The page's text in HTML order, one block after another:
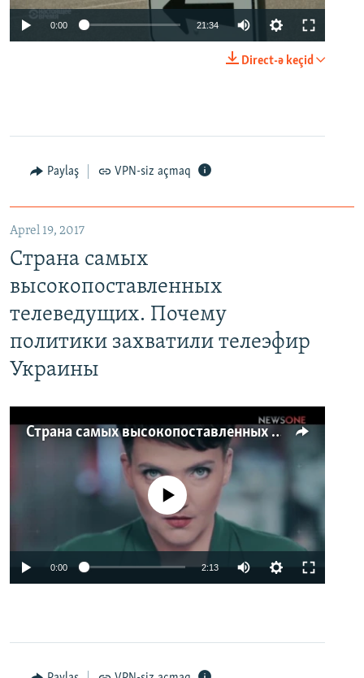
0:00 21:34
Direct-ə keçid
Paylaş VPN-siz açmaq
Aprel 19, 2017
Страна самых
высокопоставленных
телеведущих. Почему
политики захватили телеэфир
Украины
Страна самых высокопоставленных телеведущих. Почему политики захватили телеэфир Украины
No media source currently available
0:00 2:13